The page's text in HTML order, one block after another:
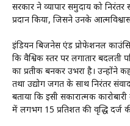
सरकार ने व्यापार समुदाय को निरंतर
प्रदान किया, जिसने उनके
इंडियन बिजनेस एंड प्रोफेशनल
कि वैश्विक स्तर पर लगातार बदलती
का प्रतीक बनकर उभरा है। उन्होंने
तथा उद्योग जगत के साथ निरंतर
बताया कि इसी सकारात्मक
में लगभग 15 प्रतिशत की वृद्धि दर्ज